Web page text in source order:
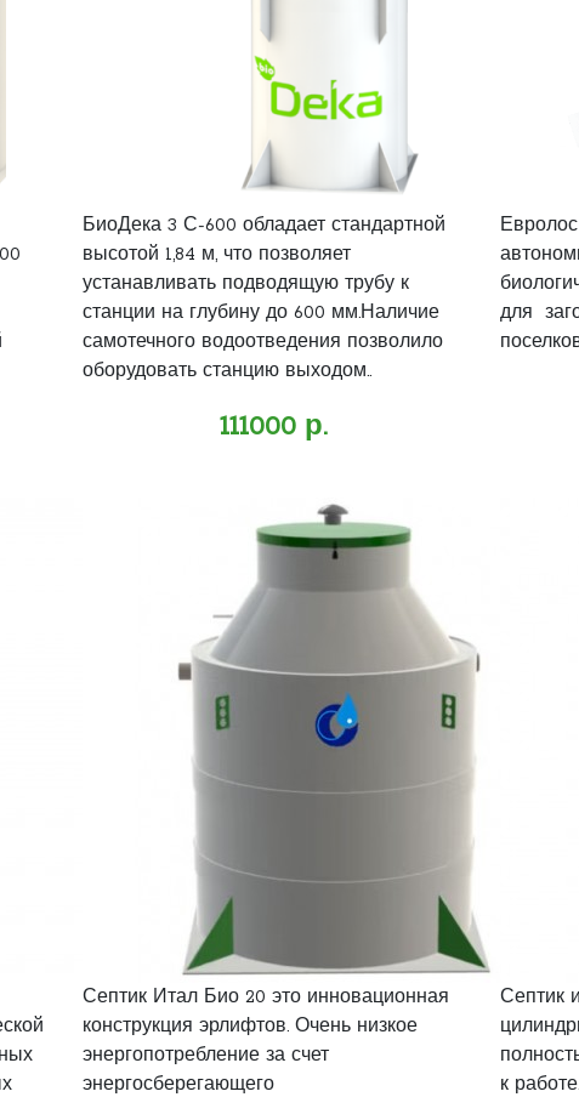
БиоДека 3 С-600 обладает стандартной
высотой 1,84 м, что позволяет
устанавливать подводящую трубу к
станции на глубину до 600 мм.Наличие
самотечного водоотведения позволило
оборудовать станцию выходом..
111000 р.
для
Септик Итал Био 20 это инновационная
конструкция эрлифтов. Очень низкое
энергопотребление за счет
энергосберегающего
Септик
к